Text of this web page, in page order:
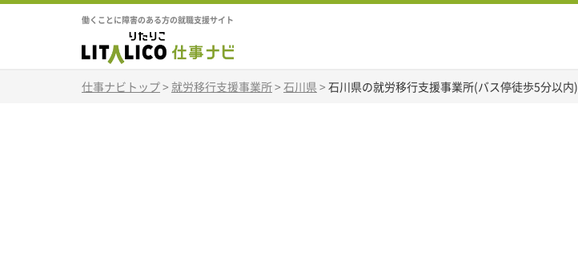
働くことに障害のある方の就職支援サイト
仕事ナビトップ> 就労移行支援事業所> 石川県 > 石川県の就労移行支援事業所(バス停徒歩5分以内)